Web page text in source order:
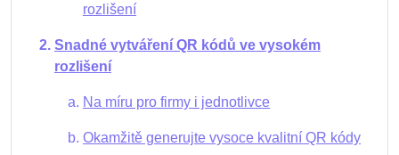
rozlišení
Snadné vytváření QR kódů ve vysokém
rozlišení
Na míru pro firmy i jednotlivce
Okamžitě generujte vysoce kvalitní QR kódy